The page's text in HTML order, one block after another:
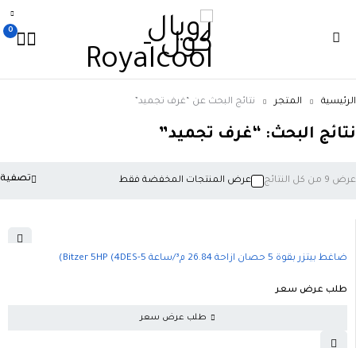
0
البحث: “غرف تجميد”
المتجر نتائج البحث عن “غرف تجميد”
تصفية كل النتائج عرض المنتجات المخفضة فقط
ضاغط بيتزر بقوة 5 حصان ازاحة 26.84 م³/ساعة Bitzer 5HP (4DES-5)
طلب عرض سعر
طلب عرض سعر